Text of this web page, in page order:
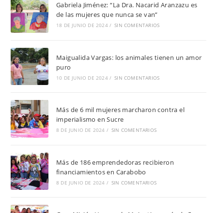
Gabriela Jiménez: “La Dra. Nacarid Aranzazu es
de las mujeres que nunca se van”
18 DE JUNIO DE 2024 / SIN COMENTARIOS
Maigualida Vargas: los animales tienen un amor
puro
10 DE JUNIO DE 2024 / SIN COMENTARIOS
Más de 6 mil mujeres marcharon contra el
imperialismo en Sucre
8 DE JUNIO DE 2024 / SIN COMENTARIOS
Más de 186 emprendedoras recibieron
financiamientos en Carabobo
8 DE JUNIO DE 2024 / SIN COMENTARIOS